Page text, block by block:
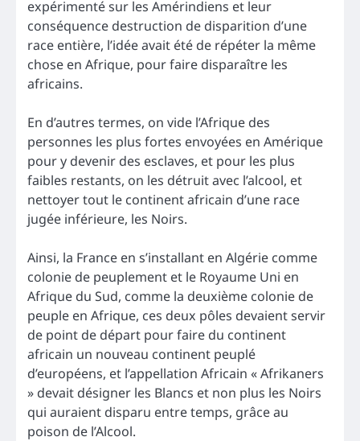
expérimenté sur les Amérindiens et leur
conséquence destruction de disparition d’une
race entière, l’idée avait été de répéter la même
chose en Afrique, pour faire disparaître les
africains.
En d’autres termes, on vide l’Afrique des
personnes les plus fortes envoyées en Amérique
pour y devenir des esclaves, et pour les plus
faibles restants, on les détruit avec l’alcool, et
nettoyer tout le continent africain d’une race
jugée inférieure, les Noirs.
Ainsi, la France en s’installant en Algérie comme
colonie de peuplement et le Royaume Uni en
Afrique du Sud, comme la deuxième colonie de
peuple en Afrique, ces deux pôles devaient servir
de point de départ pour faire du continent
africain un nouveau continent peuplé
d’européens, et l’appellation Africain « Afrikaners
» devait désigner les Blancs et non plus les Noirs
qui auraient disparu entre temps, grâce au
poison de l’Alcool.